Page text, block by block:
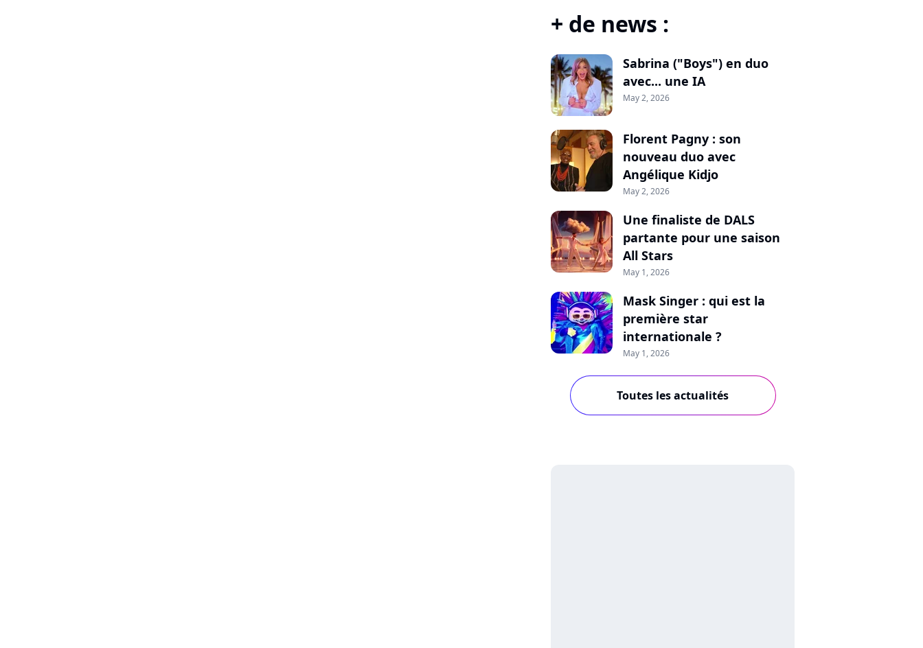
+ de news :
Sabrina ("Boys") en duo
avec... une IA
May 2, 2026
Florent Pagny : son
nouveau duo avec
Angélique Kidjo
May 2, 2026
Une finaliste de DALS
partante pour une saison
All Stars
May 1, 2026
Mask Singer : qui est la
première star
internationale ?
May 1, 2026
Toutes les actualités